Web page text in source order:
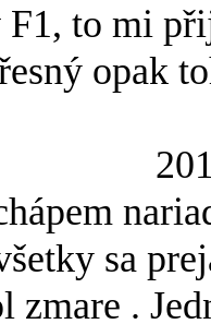
to mi
opak
sa
zmare .